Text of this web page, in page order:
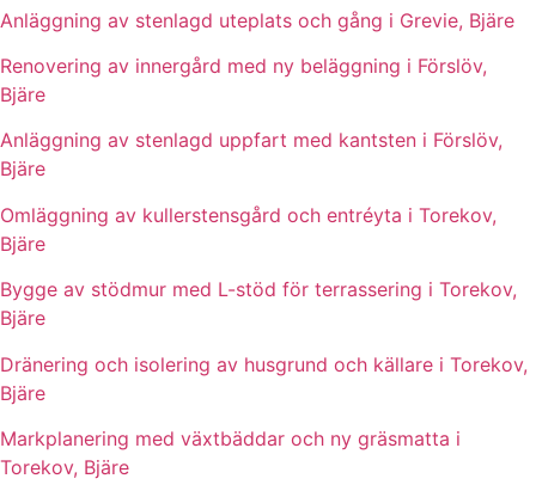
Anläggning av stenlagd uteplats och gång i Grevie, Bjäre
Renovering av innergård med ny beläggning i Förslöv,
Bjäre
Anläggning av stenlagd uppfart med kantsten i Förslöv,
Bjäre
Omläggning av kullerstensgård och entréyta i Torekov,
Bjäre
Bygge av stödmur med L-stöd för terrassering i Torekov,
Bjäre
Dränering och isolering av husgrund och källare i Torekov,
Bjäre
Markplanering med växtbäddar och ny gräsmatta i
Torekov, Bjäre